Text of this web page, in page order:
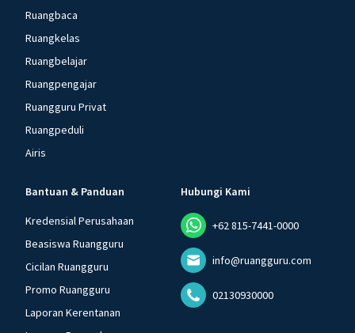
Ruangbaca
Ruangkelas
Ruangbelajar
Ruangpengajar
Ruangguru Privat
Ruangpeduli
Airis
Bantuan & Panduan
Kredensial Perusahaan
Beasiswa Ruangguru
Cicilan Ruangguru
Promo Ruangguru
Laporan Kerentanan
Hubungi Kami
+62 815-7441-0000
info@ruangguru.com
02130930000